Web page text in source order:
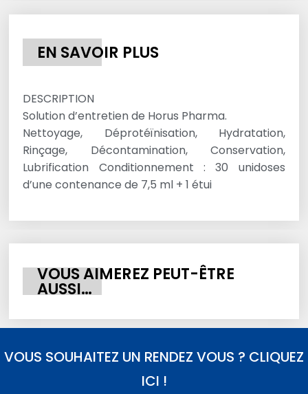
EN SAVOIR PLUS
DESCRIPTION
Solution d’entretien de Horus Pharma.
Nettoyage, Déprotéïnisation, Hydratation,
Rinçage, Décontamination, Conservation,
Lubrification Conditionnement : 30 unidoses
d’une contenance de 7,5 ml + 1 étui
VOUS AIMEREZ PEUT-ÊTRE
AUSSI…
VOUS SOUHAITEZ UN RENDEZ VOUS ? CLIQUEZ
ICI !